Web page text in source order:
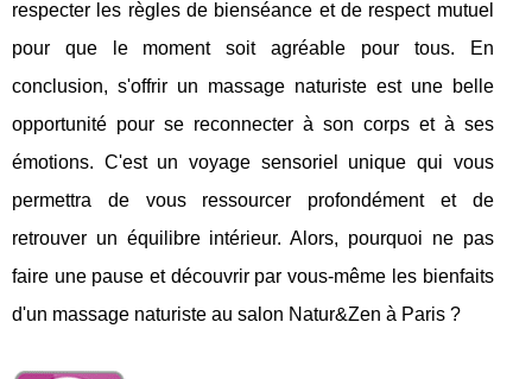
respecter les règles de bienséance et de respect mutuel
pour que le moment soit agréable pour tous. En
conclusion, s'offrir un massage naturiste est une belle
opportunité pour se reconnecter à son corps et à ses
émotions. C'est un voyage sensoriel unique qui vous
permettra de vous ressourcer profondément et de
retrouver un équilibre intérieur. Alors, pourquoi ne pas
faire une pause et découvrir par vous-même les bienfaits
d'un massage naturiste au salon Natur&Zen à Paris ?